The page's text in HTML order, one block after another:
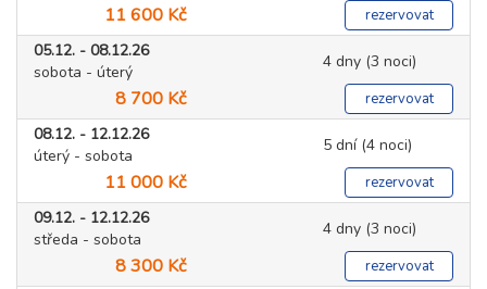
11 600 Kč rezervovat
05.12. - 08.12.26
sobota - úterý
4 dny (3 noci)
8 700 Kč rezervovat
08.12. - 12.12.26
úterý - sobota
5 dní (4 noci)
11 000 Kč rezervovat
09.12. - 12.12.26
středa - sobota
4 dny (3 noci)
8 300 Kč rezervovat